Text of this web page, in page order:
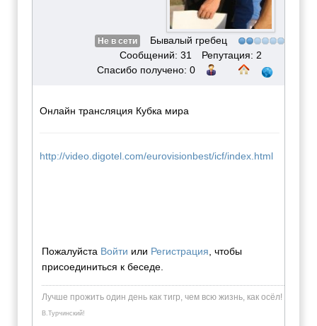
Не в сети
Бывалый гребец
Сообщений: 31
Репутация: 2
Спасибо получено: 0
Онлайн трансляция Кубка мира
http://video.digotel.com/eurovisionbest/icf/index.html
Пожалуйста Войти или Регистрация , чтобы
присоединиться к беседе.
Лучше прожить один день как тигр, чем всю жизнь, как осёл!
В.Турчинский!